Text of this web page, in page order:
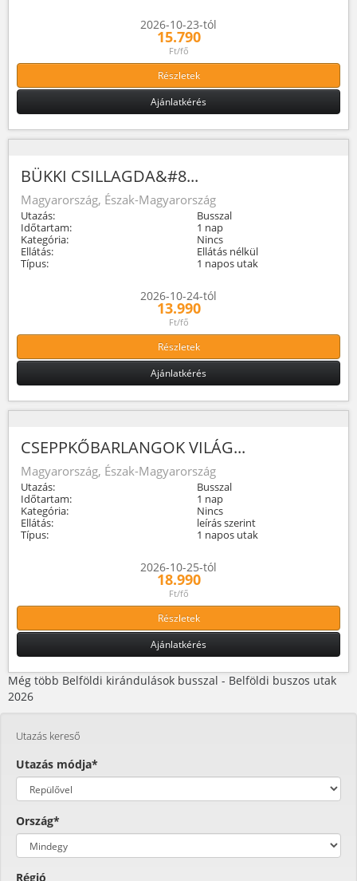
2026-10-23-tól
15.790
Ft/fő
Részletek
Ajánlatkérés
BÜKKI CSILLAGDA&#8...
Magyarország, Észak-Magyarország
Utazás:
Busszal
Időtartam:
1 nap
Kategória:
Nincs
Ellátás:
Ellátás nélkül
Típus:
1 napos utak
2026-10-24-tól
13.990
Ft/fő
Részletek
Ajánlatkérés
CSEPPKŐBARLANGOK VILÁG...
Magyarország, Észak-Magyarország
Utazás:
Busszal
Időtartam:
1 nap
Kategória:
Nincs
Ellátás:
leírás szerint
Típus:
1 napos utak
2026-10-25-tól
18.990
Ft/fő
Részletek
Ajánlatkérés
Még több Belföldi kirándulások busszal - Belföldi buszos utak
2026
Utazás kereső
Utazás módja*
Ország*
Régió